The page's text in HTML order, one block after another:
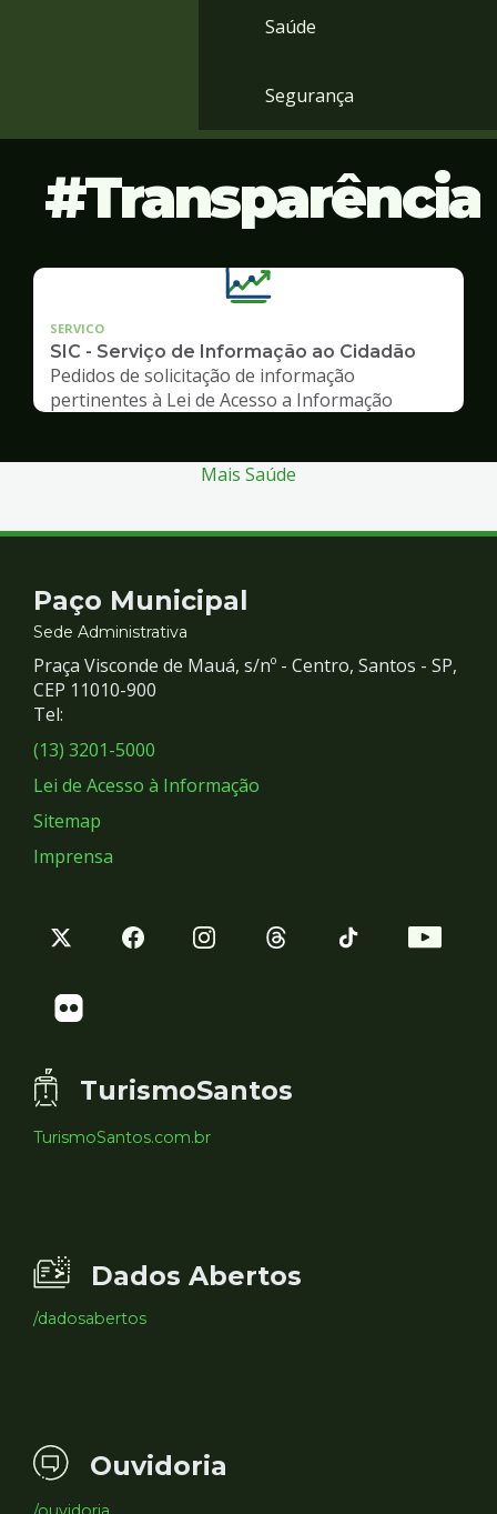
Saúde
Segurança
Transparência
SERVICO
SIC - Serviço de Informação ao Cidadão
Pedidos de solicitação de informação
pertinentes à Lei de Acesso a Informação
Mais Saúde
Contato
e
Redes
Sociais
Paço Municipal
Sede Administrativa
Praça Visconde de Mauá, s/nº - Centro, Santos - SP,
CEP 11010-900
Tel:
(13) 3201-5000
Lei de Acesso à Informação
Sitemap
Imprensa
TurismoSantos
TurismoSantos.com.br
Dados Abertos
/dadosabertos
Ouvidoria